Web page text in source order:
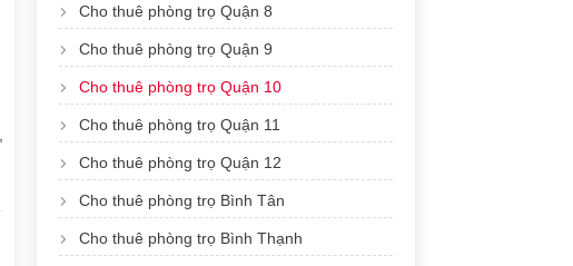
Cho thuê phòng trọ Quận 8
Cho thuê phòng trọ Quận 9
Cho thuê phòng trọ Quận 10
Cho thuê phòng trọ Quận 11
Cho thuê phòng trọ Quận 12
Cho thuê phòng trọ Bình Tân
Cho thuê phòng trọ Bình Thạnh